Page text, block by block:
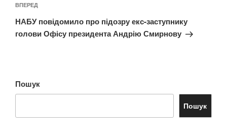
Наступний
запис
ВПЕРЕД
НАБУ повідомило про підозру екс-заступнику
голови Офісу президента Андрію Смирнову
Пошук
Пошук